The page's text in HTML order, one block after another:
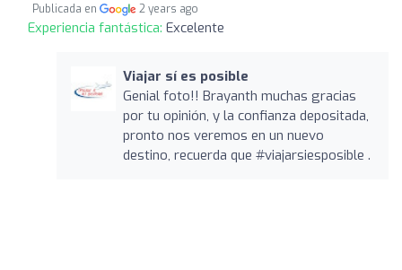
Publicada en 2 years ago
Experiencia fantástica: Excelente
Viajar sí es posible
Genial foto!! Brayanth muchas gracias
por tu opinión, y la confianza depositada,
pronto nos veremos en un nuevo
destino, recuerda que #viajarsiesposible .